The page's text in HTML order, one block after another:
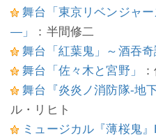
舞台「東京リベンジャ
―」
：半間修二
舞台「紅葉鬼」～酒吞奇
舞台「佐々木と宮野」
舞台『炎炎ノ消防隊-地
ル・リヒト
ミュージカル『薄桜鬼